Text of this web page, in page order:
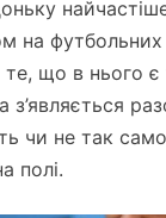
на
що в нього
з’являється
чи не так
полі.